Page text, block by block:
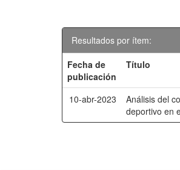
Resultados por ítem:
Fecha de
publicación
Título
10-abr-2023
Análisis del
deportivo en